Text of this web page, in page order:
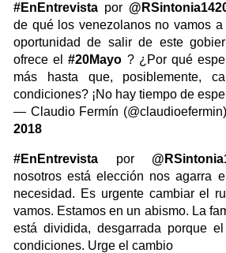
#EnEntrevista por
de qué los venezolanos no vamos a
oportunidad de salir de este
ofrece el#20Mayo ? ¿Por qué
más hasta que, posiblemente,
condiciones? ¡No hay tiempo de
— Claudio Fermín
2018
#EnEntrevista por
nosotros está elección nos agarra
necesidad. Es urgente cambiar el
vamos. Estamos en un abismo. La
está dividida, desgarrada porque
condiciones. Urge el cambio